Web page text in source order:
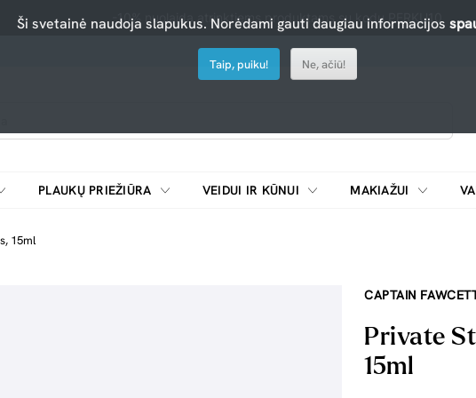
-10% nuolaida atrinktiems produktams su kodu PERKU10
PLAUKŲ PRIEŽIŪRA VEIDUI IR KŪNUI MAKIAŽUI
15ml
CAPTAIN
Private
15ml
Ši svetainė naudoja slapukus. Norėdami gauti daugiau informacijos
Taip, puiku! Ne, ačiū!